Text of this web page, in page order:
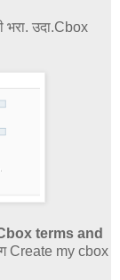
भरा. उदा.Cbox
terms and
Create my cbox